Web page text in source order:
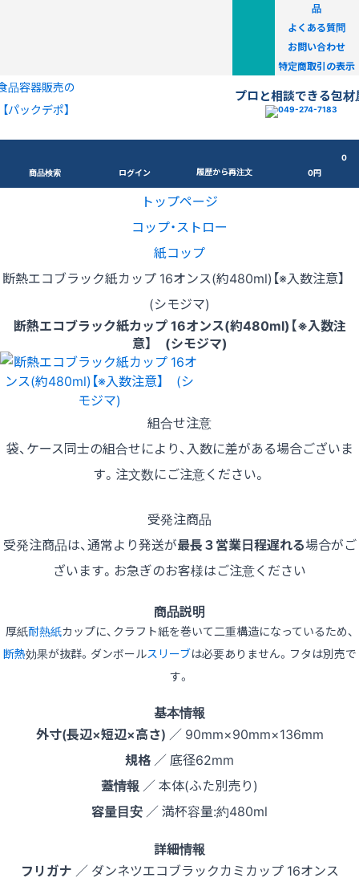
品
よくある質問
お問い合わせ
特定商取引の表示
品容器販売の
【パックデポ】
プロと相談できる包材
商品検索 ログイン 履歴から再注文
0
0円
トップページ
コップ・ストロー
紙コップ
断熱エコブラック紙カップ 16オンス(約480ml)【※入数注意】
(シモジマ)
断熱エコブラック紙カップ 16オンス(約480ml)【※入数注
意】 (シモジマ)
組合せ注意
袋、ケース同士の組合せにより、入数に差がある場合ございま
す。注文数にご注意ください。
受発注商品
受発注商品は、通常より発送が最長３営業日程遅れる場合がご
ざいます。お急ぎのお客様はご注意ください
商品説明
厚紙耐熱紙カップに、クラフト紙を巻いて二重構造になっているため、
断熱効果が抜群。ダンボールスリーブは必要ありません。フタは別売で
す。
基本情報
外寸(長辺×短辺×高さ) ／ 90mm×90mm×136mm
規格 ／ 底径62mm
蓋情報 ／ 本体(ふた別売り)
容量目安 ／ 満杯容量:約480ml
詳細情報
フリガナ ／ ダンネツエコブラックカミカップ 16オンス